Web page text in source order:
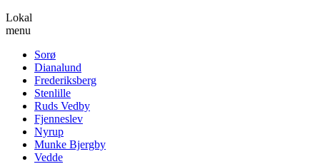
Lokal
menu
Sorø
Dianalund
Frederiksberg
Stenlille
Ruds Vedby
Fjenneslev
Nyrup
Munke Bjergby
Vedde